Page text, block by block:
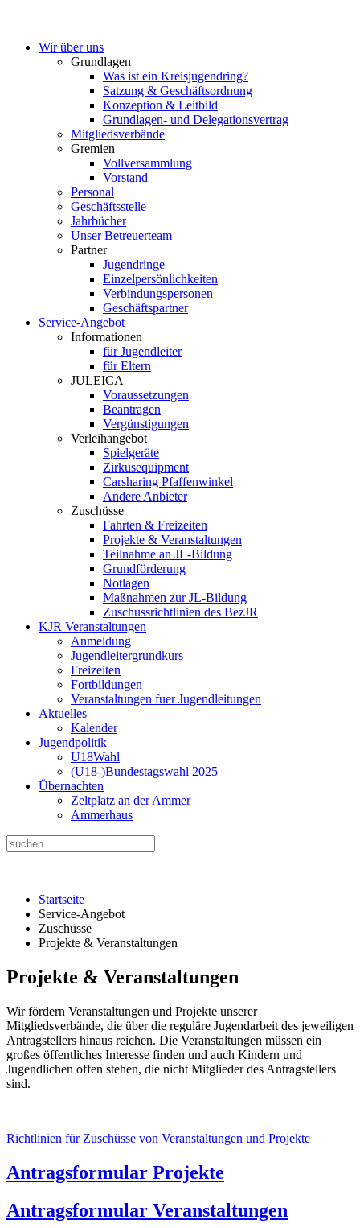
Wir über uns
Grundlagen
Was ist ein Kreisjugendring?
Satzung & Geschäftsordnung
Konzeption & Leitbild
Grundlagen- und Delegationsvertrag
Mitgliedsverbände
Gremien
Vollversammlung
Vorstand
Personal
Geschäftsstelle
Jahrbücher
Unser Betreuerteam
Partner
Jugendringe
Einzelpersönlichkeiten
Verbindungspersonen
Geschäftspartner
Service-Angebot
Informationen
für Jugendleiter
für Eltern
JULEICA
Voraussetzungen
Beantragen
Vergünstigungen
Verleihangebot
Spielgeräte
Zirkusequipment
Carsharing Pfaffenwinkel
Andere Anbieter
Zuschüsse
Fahrten & Freizeiten
Projekte & Veranstaltungen
Teilnahme an JL-Bildung
Grundförderung
Notlagen
Maßnahmen zur JL-Bildung
Zuschussrichtlinien des BezJR
KJR Veranstaltungen
Anmeldung
Jugendleitergrundkurs
Freizeiten
Fortbildungen
Veranstaltungen fuer Jugendleitungen
Aktuelles
Kalender
Jugendpolitik
U18Wahl
(U18-)Bundestagswahl 2025
Übernachten
Zeltplatz an der Ammer
Ammerhaus
Startseite
Service-Angebot
Zuschüsse
Projekte & Veranstaltungen
Projekte & Veranstaltungen
Wir fördern Veranstaltungen und Projekte unserer
Mitgliedsverbände, die über die reguläre Jugendarbeit des jeweiligen
Antragstellers hinaus reichen. Die Veranstaltungen müssen ein
großes öffentliches Interesse finden und auch Kindern und
Jugendlichen offen stehen, die nicht Mitglieder des Antragstellers
sind.
Richtlinien für Zuschüsse von Veranstaltungen und Projekte
Antragsformular Projekte
Antragsformular Veranstaltungen